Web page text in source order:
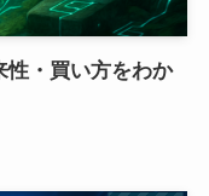
・買い方をわか